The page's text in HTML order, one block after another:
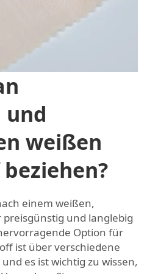
weißen
einem weißen,
und langlebig
Option für
ist über verschiedene
es ist wichtig zu wissen,